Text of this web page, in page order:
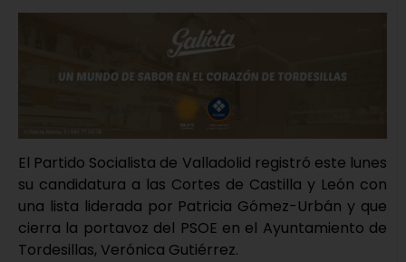
El Partido Socialista de Valladolid registró este lunes
su candidatura a las Cortes de Castilla y León con
una lista liderada por Patricia Gómez-Urbán y que
cierra la portavoz del PSOE en el Ayuntamiento de
Tordesillas, Verónica Gutiérrez.